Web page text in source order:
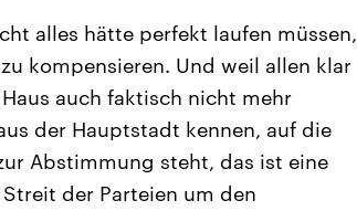
alles hätte perfekt laufen müssen,
kompensieren. Und weil allen klar
auch faktisch nicht mehr
der Hauptstadt kennen, auf die
Abstimmung steht, das ist eine
der Parteien um den